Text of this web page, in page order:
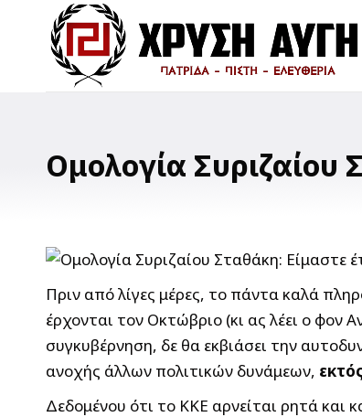
Ομολογία Συριζαίου
Πριν από λίγες μέρες, το πάντα καλά
έρχονται τον Οκτώβριο (κι ας λέει ο φον
συγκυβέρνηση, δε θα εκβιάσει την
ανοχής άλλων πολιτικών δυνάμεων,
Δεδομένου ότι το ΚΚΕ αρνείται ρητά και